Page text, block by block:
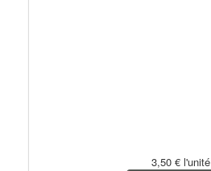
3,50 € l'unité